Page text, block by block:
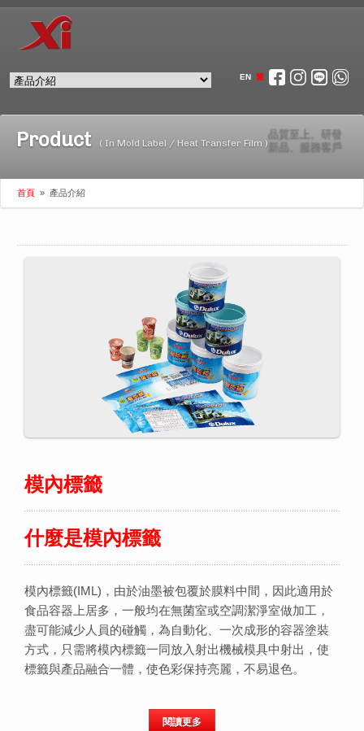
EN 繁
Product ( In Mold Label / Heat Transfer Film )
品質至上、研發
新品、服務客戶
首頁 » 產品介紹
模內標籤
什麼是模內標籤
模內標籤(IML)，由於油墨被包覆於膜料中間，因此適用於
食品容器上居多，一般均在無菌室或空調潔淨室做加工，
盡可能減少人員的碰觸，為自動化、一次成形的容器塗裝
方式，只需將模內標籤一同放入射出機械模具中射出，使
標籤與產品融合一體，使色彩保持亮麗，不易退色。
閱讀更多